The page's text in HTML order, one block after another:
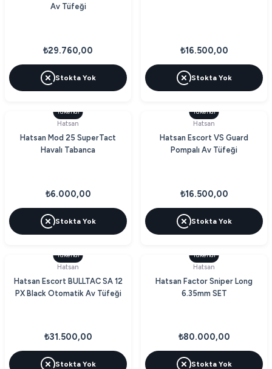
Av Tüfeği
₺29.760,00
Stokta Yok
₺16.500,00
Stokta Yok
Tükendi
Hatsan
Hatsan Mod 25 SuperTact
Havalı Tabanca
₺6.000,00
Stokta Yok
Tükendi
Hatsan
Hatsan Escort VS Guard
Pompalı Av Tüfeği
₺16.500,00
Stokta Yok
Tükendi
Hatsan
Hatsan Escort BULLTAC SA 12
PX Black Otomatik Av Tüfeği
₺31.500,00
Stokta Yok
Tükendi
Hatsan
Hatsan Factor Sniper Long
6.35mm SET
₺80.000,00
Stokta Yok